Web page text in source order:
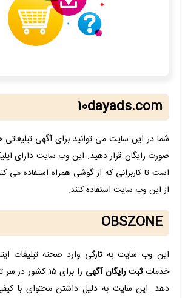
10dayads.com
شما در این سایت می توانید برای آگهی تبلیغاتی
صورت رایگان قرار دهید. این وب سایت دارای
است تا کاربرانی که از گوشی همراه استفاده می
از این وب سایت استفاده کنند.
OBSZONE
این وب سایت به تازگی وارد صحنه تبلیغات
خدماتثبت رایگان آگهی
را برای 15 کشور
دهد. این سایت به دلیل داشتن محتوای با